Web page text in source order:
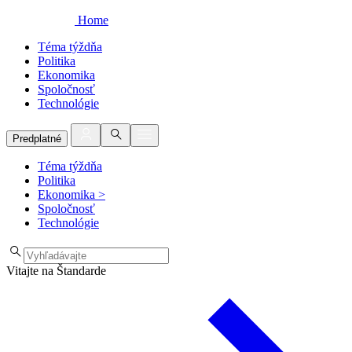
Home
Téma týždňa
Politika
Ekonomika
Spoločnosť
Technológie
Predplatné
Téma týždňa
Politika
Ekonomika >
Spoločnosť
Technológie
Vitajte na Štandarde